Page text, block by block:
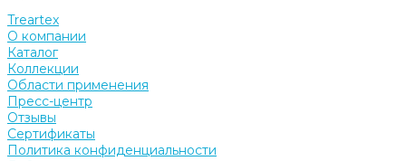
Treartex
О компании
Каталог
Коллекции
Области применения
Пресс-центр
Отзывы
Сертификаты
Политика конфиденциальности